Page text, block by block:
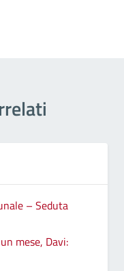
– Seduta
mese, Davi: